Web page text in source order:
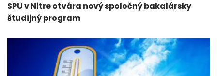
SPU v Nitre otvára nový spoločný bakalársky
študijný program